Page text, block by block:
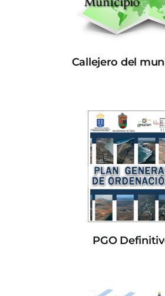
Callejero del
PGO